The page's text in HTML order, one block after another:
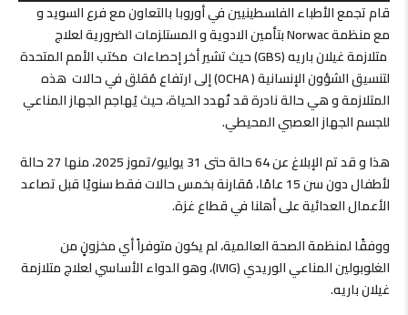
قام تجمع الأطباء الفلسطينيين في أوروبا بالتعاون مع فرع السويد و
مع منظمة Norwac بتأمين الادوية و المستلزمات الضرورية لعلاج
متلازمة غيلان باريه (GBS) حيث تشير أخر إحصاءات مكتب الأمم المتحدة
لتنسيق الشؤون الإنسانية ( OCHA) إلى ارتفاع مُقلق في حالات هذه
المتلازمة و هي حالة نادرة قد تُهدد الحياة، حيث يُهاجم الجهاز المناعي
للجسم الجهاز العصبي المحيطي.
هذا و قد تم الإبلاغ عن 64 حالة حتى 31 يوليو/تموز 2025، منها 27 حالة
لأطفال دون سن 15 عامًا، مُقارنة بخمس حالات فقط سنويًا قبل تصاعد
الأعمال العدائية على أهلنا في قطاع غزة.
ووفقًا لمنظمة الصحة العالمية، لم يكون متوفراً أي مخزونٍ من
الغلوبولين المناعي الوريدي (IVIG)، وهو الدواء الأساسي لعلاج متلازمة
غيلان باريه.